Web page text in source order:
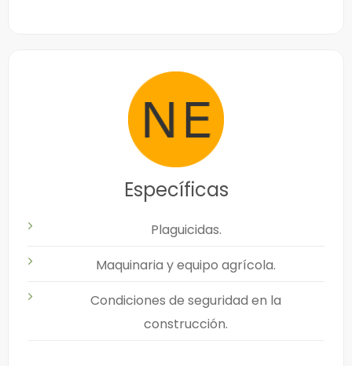
Específicas
Plaguicidas.
Maquinaria y equipo agrícola.
Condiciones de seguridad en la
construcción.